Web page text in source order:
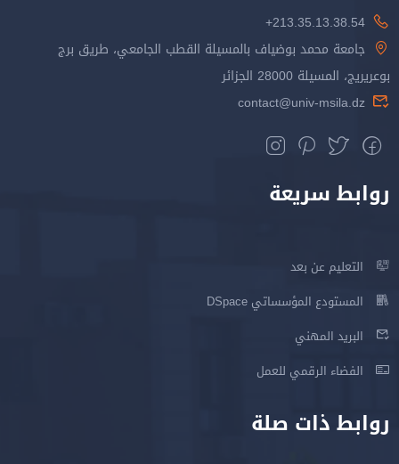
213.35.13.38.54+
جامعة محمد بوضياف بالمسيلة القطب الجامعي، طريق برج
بوعريريج، المسيلة 28000 الجزائر
contact@univ-msila.dz
روابط سريعة
التعليم عن بعد
المستودع المؤسساتي DSpace
البريد المهني
الفضاء الرقمي للعمل
روابط ذات صلة